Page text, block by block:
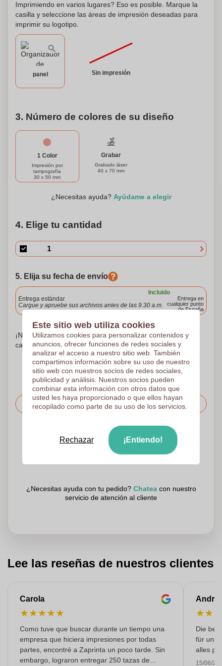
comprometer la funcionalidad y el estilo.
Imprimiendo en varios lugares? Eso es posible. Marque la
casilla y seleccione las áreas de impresión deseadas para
imprimir su logotipo.
panel Sin impresión
3. Número de colores de su diseño
1 Color
Impresión por
tampografía
30 x 50 mm
Grabar
Grabado láser
40 x 70 mm
¿Necesitas ayuda? Ayúdame a elegir
4. Elige tu cantidad
5. Elija su fecha de envío
Incluido
Entrega estándar
Cargue y apruebe sus archivos antes de las 9.30 a.m.
Entrega en
cualquier punto
de España
¡No te preocupes! Simplemente suba sus archivos a la
canasta de compras
Solicitar el precio
Sube tu logotipo en la página siguiente
Revisamos su logotipo de forma gratuita antes de imprimir
¿Necesitas ayuda con tu pedido? Chateacon nuestro
servicio de atención al cliente
Lee las reseñas de nuestros clientes
Carola
★★★★★
Como tuve que buscar durante un tiempo una
empresa que hiciera impresiones por todas
partes, encontré a Zaprinta un poco tarde. Sin
embargo, lograron entregar 250 tazas de
★★
Die
für
alles
15/06/
Este sitio web utiliza cookies
Utilizamos cookies para personalizar contenidos y
anuncios, ofrecer funciones de redes sociales y
analizar el acceso a nuestro sitio web. También
compartimos información sobre su uso de nuestro
sitio web con nuestros socios de redes sociales,
publicidad y análisis. Nuestros socios pueden
combinar esta información con otros datos que
usted les haya proporcionado o que ellos hayan
recopilado como parte de su uso de los servicios.
Rechazar ¡Entiendo!